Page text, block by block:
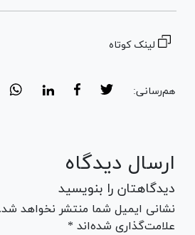
لینک کوتاه
هم‌رسانی:
ارسال دیدگاه
دیدگاهتان را بنویسید
نشانی ایمیل شما منتشر نخواهد
علامت‌گذاری شده‌اند *